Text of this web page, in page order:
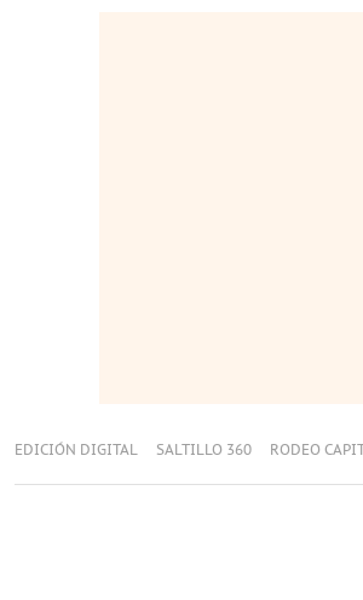
EDICIÓN DIGITAL SALTILLO 360 RODEO